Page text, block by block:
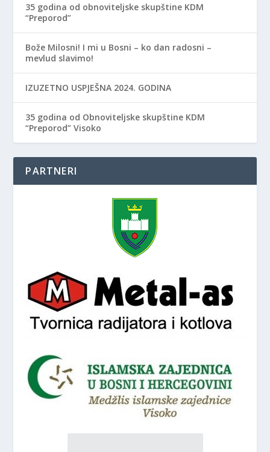
35 godina od obnoviteljske skupštine KDM
“Preporod”
Bože Milosni! I mi u Bosni – ko dan radosni –
mevlud slavimo!
IZUZETNO USPJEŠNA 2024. GODINA
35 godina od Obnoviteljske skupštine KDM
“Preporod” Visoko
PARTNERI